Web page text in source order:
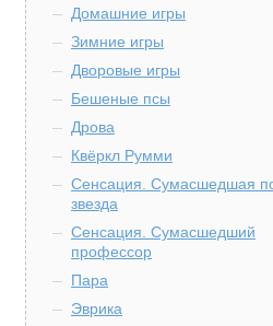
Домашние игры
Зимние игры
Дворовые игры
Бешеные псы
Дрова
Квёркл Румми
Сенсация. Сумасшедшая
звезда
Сенсация. Сумасшедший
профессор
Пара
Эврика